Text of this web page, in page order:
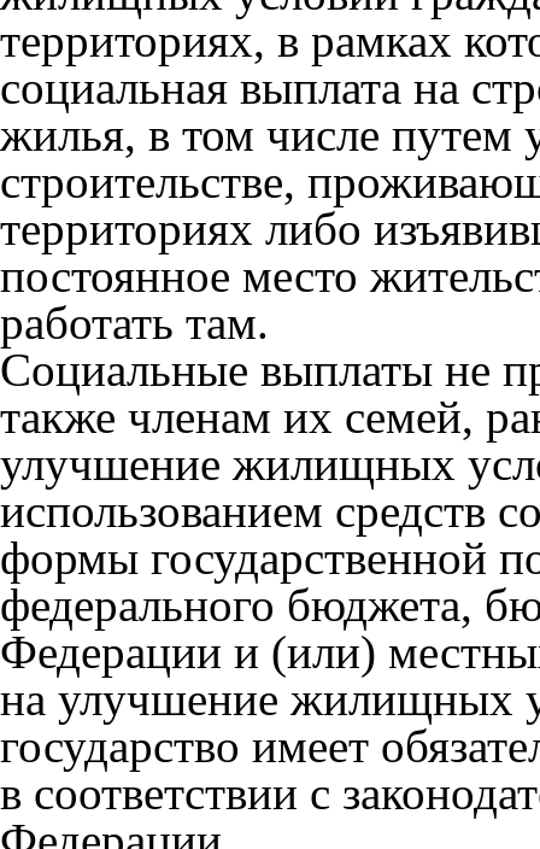
территориях, в рамках
социальная выплата на
жилья, в том числе путем
строительстве,
территориях либо
постоянное место
работать там.
Социальные выплаты не
также членам их семей,
улучшение жилищных
использованием средств
формы государственной
федерального бюджета,
Федерации и (или)
на улучшение жилищных
государство имеет
в соответствии с